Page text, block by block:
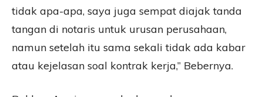
tidak apa-apa, saya juga sempat diajak tanda
tangan di notaris untuk urusan perusahaan,
namun setelah itu sama sekali tidak ada kabar
atau kejelasan soal kontrak kerja,” Bebernya.